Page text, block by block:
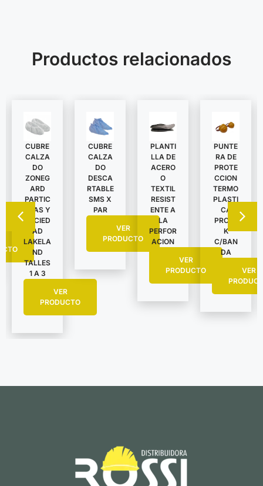
Productos relacionados
CUBRE
CALZA
DO
ZONEG
ARD
PARTIC
ULAS Y
SUCIED
AD
LAKELA
ND
TALLES
1 A 3
VER
PRODUCTO
CUBRE
CALZA
DO
DESCA
RTABLE
SMS X
PAR
VER
PRODUCTO
PLANTI
LLA DE
ACERO
O
TEXTIL
RESIST
ENTE A
LA
PERFOR
ACION
VER
PRODUCTO
PUNTE
RA DE
PROTE
CCION
TERMO
PLASTI
CA
PROTE
K
C/BAN
DA
VER